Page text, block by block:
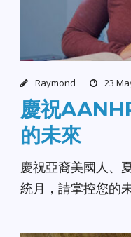
Raymond 23
慶祝
的未來
慶祝亞裔美國人、
統月，請掌控您的未